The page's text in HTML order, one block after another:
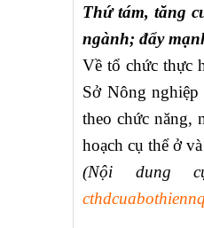
Thứ tám, tăng
ngành; đẩy
Về tổ chức thực
Sở Nông
theo chức năng,
hoạch cụ thể ở
(Nội dung